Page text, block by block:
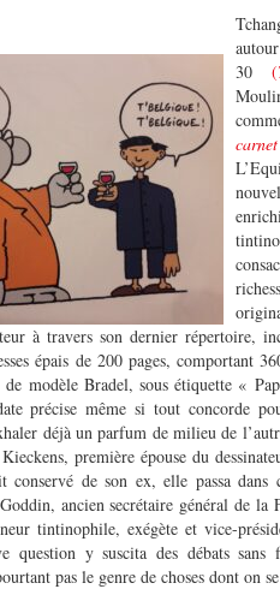
30 (
à travers son dernier répertoire,
épais de 200 pages, comportant
de modèle Bradel, sous étiquette «
précise même si tout concorde
déjà un parfum de milieu de
première épouse du
conservé de son ex, elle passa
ancien secrétaire général de la
tintinophile, exégète et vice-
question y suscita des débats
pas le genre de choses dont on